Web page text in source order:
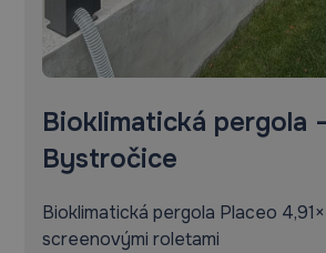
Bioklimatická pergola -
Bystročice
Bioklimatická pergola Placeo
screenovými roletami